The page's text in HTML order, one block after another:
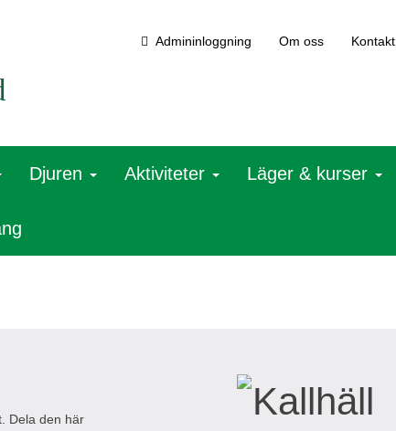
Admininloggning Om oss Kontakt
Djuren Aktiviteter Läger & kurser
Dela den här